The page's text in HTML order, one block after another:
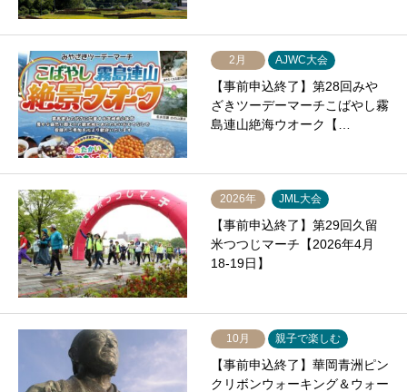
2月 AJWC大会
【事前申込終了】第28回みや
ざきツーデーマーチこばやし霧
島連山絶海ウオーク【…
2026年 JML大会
【事前申込終了】第29回久留
米つつじマーチ【2026年4月
18-19日】
10月 親子で楽しむ
【事前申込終了】華岡青洲ピン
クリボンウォーキング＆ウォー